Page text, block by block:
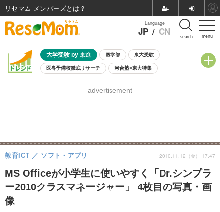
menu
Language
JP / CN search
大学受験 by 東進 医学部 東大受験
医専予備校徹底リサーチ 河合塾×東大特集
8月開催学校説明会・相談会
advertisement
MS Officeが小学生に使いやすく「Dr.シンプラ
ー2010クラスマネージャー」 4枚目の写真・画
像
教育ICT ソフト・アプリ 2010.11.12（金） 17:47
リセマム メンバーズ